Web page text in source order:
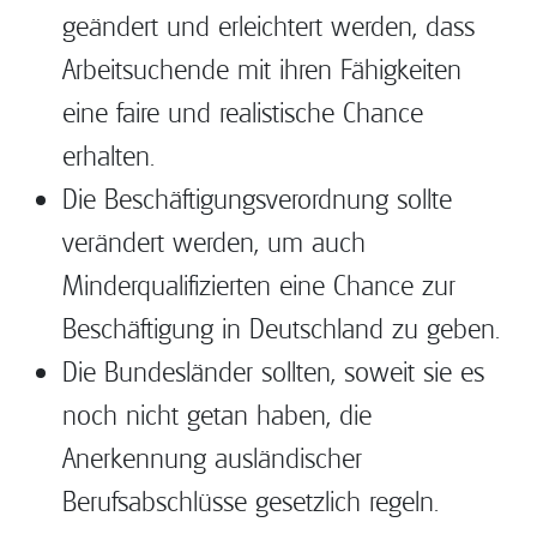
geändert und erleichtert werden, dass
Arbeitsuchende mit ihren Fähigkeiten
eine faire und realistische Chance
erhalten.
Die Beschäftigungsverordnung sollte
verändert werden, um auch
Minderqualifizierten eine Chance zur
Beschäftigung in Deutschland zu geben.
Die Bundesländer sollten, soweit sie es
noch nicht getan haben, die
Anerkennung ausländischer
Berufsabschlüsse gesetzlich regeln.